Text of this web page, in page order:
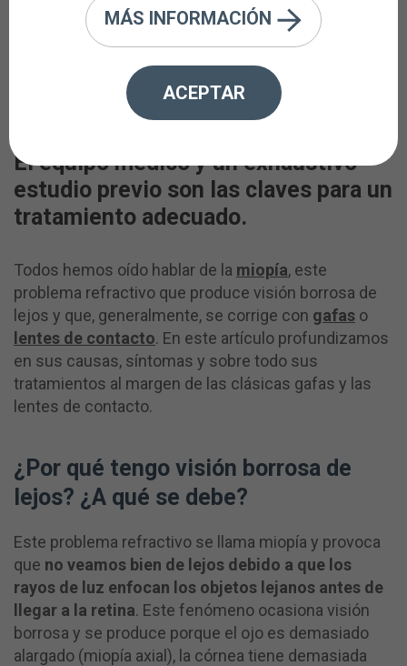
Vista cansada Lentes intraoculares ICL
Lentes Trifocales
El equipo médico y un exhaustivo
estudio previo son las claves para un
tratamiento adecuado.
Todos hemos oído hablar de la miopía, este
problema refractivo que produce visión borrosa de
lejos y que, generalmente, se corrige con gafas o
lentes de contacto. En este artículo profundizamos
en sus causas, síntomas y sobre todo sus
tratamientos al margen de las clásicas gafas y las
lentes de contacto.
¿Por qué tengo visión borrosa de
lejos? ¿A qué se debe?
Este problema refractivo se llama miopía y provoca
que no veamos bien de lejos debido a que los
rayos de luz enfocan los objetos lejanos antes de
llegar a la retina. Este fenómeno ocasiona visión
borrosa y se produce porque el ojo es demasiado
alargado (miopía axial), la córnea tiene demasiada
MÁS INFORMACIÓN
ACEPTAR